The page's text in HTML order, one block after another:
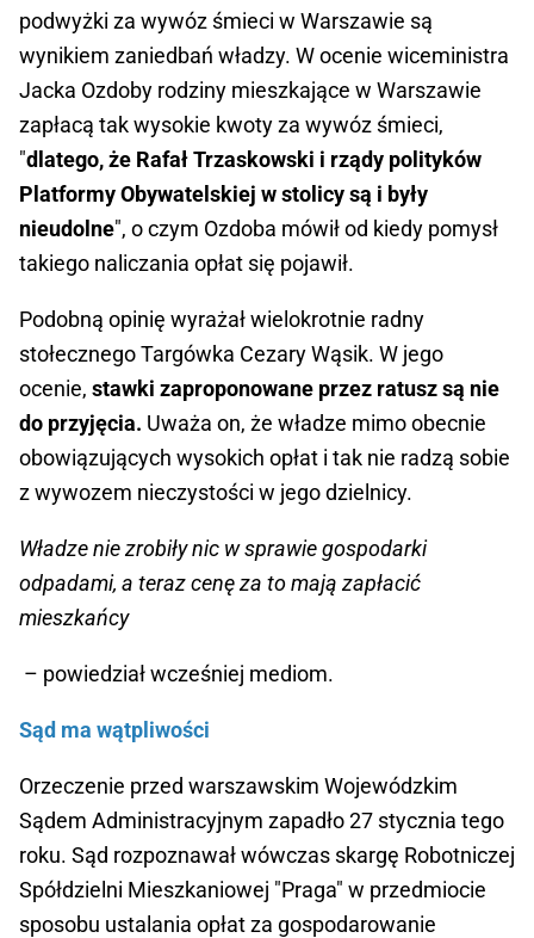
podwyżki za wywóz śmieci w Warszawie są
wynikiem zaniedbań władzy. W ocenie wiceministra
Jacka Ozdoby rodziny mieszkające w Warszawie
zapłacą tak wysokie kwoty za wywóz śmieci,
"dlatego, że Rafał Trzaskowski i rządy polityków
Platformy Obywatelskiej w stolicy są i były
nieudolne", o czym Ozdoba mówił od kiedy pomysł
takiego naliczania opłat się pojawił.
Podobną opinię wyrażał wielokrotnie radny
stołecznego Targówka Cezary Wąsik. W jego
ocenie, stawki zaproponowane przez ratusz są nie
do przyjęcia. Uważa on, że władze mimo obecnie
obowiązujących wysokich opłat i tak nie radzą sobie
z wywozem nieczystości w jego dzielnicy.
Władze nie zrobiły nic w sprawie gospodarki
odpadami, a teraz cenę za to mają zapłacić
mieszkańcy
– powiedział wcześniej mediom.
Sąd ma wątpliwości
Orzeczenie przed warszawskim Wojewódzkim
Sądem Administracyjnym zapadło 27 stycznia tego
roku. Sąd rozpoznawał wówczas skargę Robotniczej
Spółdzielni Mieszkaniowej "Praga" w przedmiocie
sposobu ustalania opłat za gospodarowanie